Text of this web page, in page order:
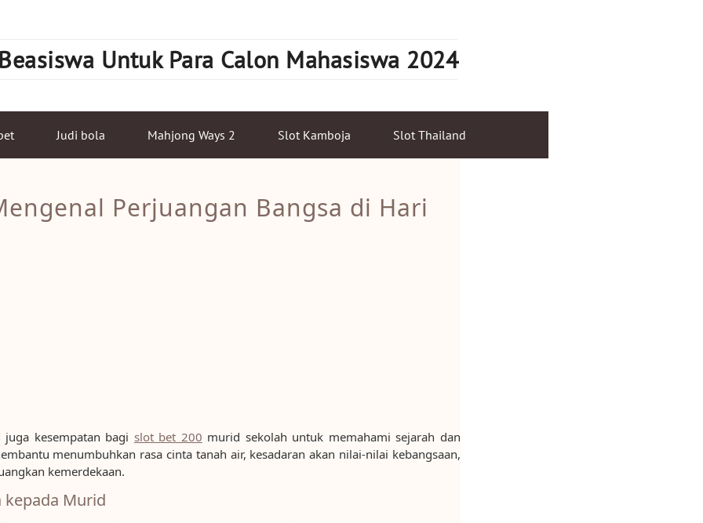
Untuk Para Calon Mahasiswa 2024
Judi bola Mahjong Ways 2 Slot Kamboja Slot Thailand
Perjuangan Bangsa di Hari
kesempatan bagi slot bet 200 murid sekolah untuk memahami sejarah dan
menumbuhkan rasa cinta tanah air, kesadaran akan nilai-nilai kebangsaan,
kemerdekaan.
kepada Murid